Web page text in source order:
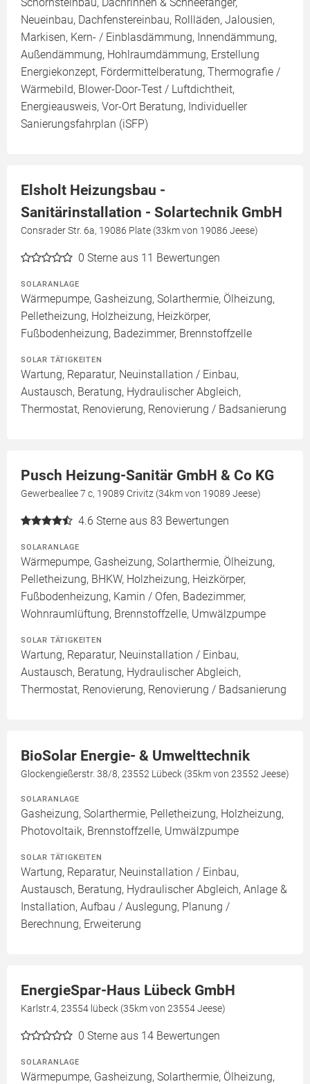
Neueinbau, Dachfenstereinbau, Rollläden, Jalousien,
Markisen, Kern- / Einblasdämmung, Innendämmung,
Außendämmung, Hohlraumdämmung, Erstellung
Energiekonzept, Fördermittelberatung, Thermografie /
Wärmebild, Blower-Door-Test / Luftdichtheit,
Energieausweis, Vor-Ort Beratung, Individueller
Sanierungsfahrplan (iSFP)
Elsholt Heizungsbau -
Sanitärinstallation - Solartechnik GmbH
Consrader Str. 6a, 19086 Plate (33km von 19086 Jeese)
0 Sterne aus 11 Bewertungen
SOLARANLAGE
Wärmepumpe, Gasheizung, Solarthermie, Ölheizung,
Pelletheizung, Holzheizung, Heizkörper,
Fußbodenheizung, Badezimmer, Brennstoffzelle
SOLAR TÄTIGKEITEN
Wartung, Reparatur, Neuinstallation / Einbau,
Austausch, Beratung, Hydraulischer Abgleich,
Thermostat, Renovierung, Renovierung / Badsanierung
Pusch Heizung-Sanitär GmbH & Co KG
Gewerbeallee 7 c, 19089 Crivitz (34km von 19089 Jeese)
4.6 Sterne aus 83 Bewertungen
SOLARANLAGE
Wärmepumpe, Gasheizung, Solarthermie, Ölheizung,
Pelletheizung, BHKW, Holzheizung, Heizkörper,
Fußbodenheizung, Kamin / Ofen, Badezimmer,
Wohnraumlüftung, Brennstoffzelle, Umwälzpumpe
SOLAR TÄTIGKEITEN
Wartung, Reparatur, Neuinstallation / Einbau,
Austausch, Beratung, Hydraulischer Abgleich,
Thermostat, Renovierung, Renovierung / Badsanierung
BioSolar Energie- & Umwelttechnik
Glockengießerstr. 38/8, 23552 Lübeck (35km von 23552 Jeese)
SOLARANLAGE
Gasheizung, Solarthermie, Pelletheizung, Holzheizung,
Photovoltaik, Brennstoffzelle, Umwälzpumpe
SOLAR TÄTIGKEITEN
Wartung, Reparatur, Neuinstallation / Einbau,
Austausch, Beratung, Hydraulischer Abgleich, Anlage &
Installation, Aufbau / Auslegung, Planung /
Berechnung, Erweiterung
EnergieSpar-Haus Lübeck GmbH
Karlstr.4, 23554 lübeck (35km von 23554 Jeese)
0 Sterne aus 14 Bewertungen
SOLARANLAGE
Wärmepumpe, Gasheizung, Solarthermie, Ölheizung,